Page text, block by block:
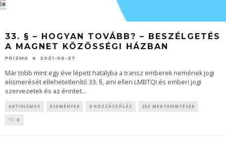
33. § – HOGYAN TOVÁBB? – BESZÉLGETÉS
A MAGNET KÖZÖSSÉGI HÁZBAN
PRIZMA 2021-06-27
Már több mint egy éve lépett hatályba a transz emberek nemének jogi
elismerését ellehetetlenítő 33. §, ami ellen LMBTQI és emberi jogi
szervezetek és az érintet...
AKTIVIZMUS ESEMÉNYEK 0 HOZZÁSZÓLÁS 255 MEGTEKINTÉSEK
0